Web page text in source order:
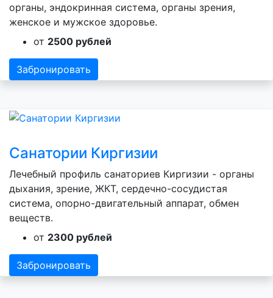
органы, эндокринная система, органы зрения,
женское и мужское здоровье.
от 2500 рублей
Забронировать
Санатории Киргизии
Лечебный профиль санаториев Киргизии - органы
дыхания, зрение, ЖКТ, сердечно-сосудистая
система, опорно-двигательный аппарат, обмен
веществ.
от 2300 рублей
Забронировать